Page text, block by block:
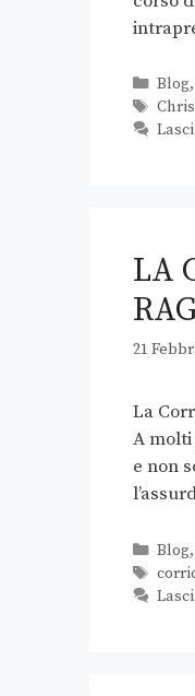
Blog,
LA
21
La
A molti
e non
Blog,